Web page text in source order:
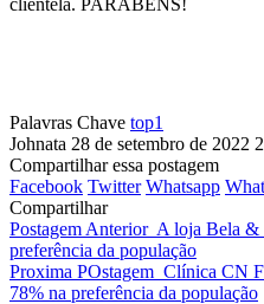
Palavras Chave top1
Johnata 28 de setembro de 2022
Compartilhar essa postagem
Facebook Twitter Whatsapp
Compartilhar
Postagem Anterior A loja Bela &
preferência da população
Proxima POstagem Clínica CN
78% na preferência da população